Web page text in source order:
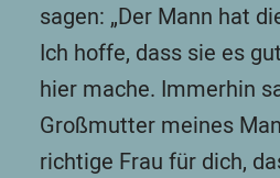
sagen: „Der Mann hat
Ich hoffe, dass sie es
hier mache. Immerhin
Großmutter meines
richtige Frau für dich,